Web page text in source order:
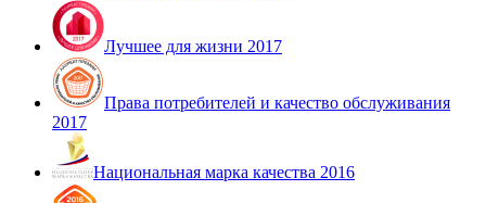
Лучшее для жизни 2017
Права потребителей и качество обслуживания
2017
Национальная марка качества 2016